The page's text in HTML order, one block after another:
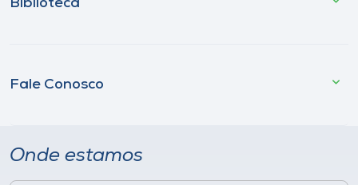
Biblioteca
Fale Conosco
Onde estamos